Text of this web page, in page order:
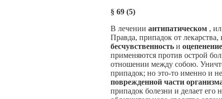
§ 69 (5)
В лечении антипатическом ,
Правда, припадок от
бесчувственность и
применяются против острой
отношении между собою.
припадок; но это-то именно и
поврежденной части
припадок болезни и делает его